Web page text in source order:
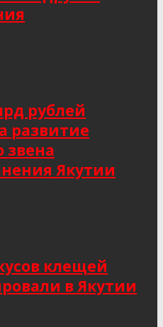
рублей
развитие
звена
Якутии
клещей
в Якутии